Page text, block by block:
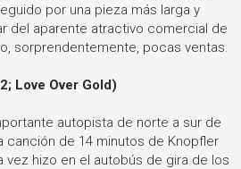
por una pieza más larga y
del aparente atractivo comercial de
sorprendentemente, pocas ventas.
Love Over Gold)
autopista de norte a sur de
canción de 14 minutos de Knopfler
vez hizo en el autobús de gira de los